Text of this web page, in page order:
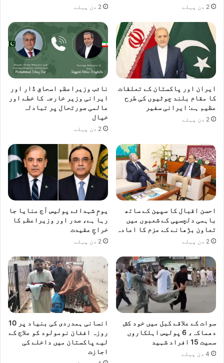
2 دن پہلے 2 دن پہلے
ایران اور پاکستان کے تعلقات
کا مقام بلند چوٹیوں کی طرح
عظیم ہے: ایرانی سفیر
2 دن پہلے
نائب وزیراعظم اسحاق ڈار اور
ایرانی وزیر خارجہ کا خطے اور
عالمی صورتحال پر تبادلہ
خیال
2 دن پہلے
احسن اقبال کا سپین کے ساتھ
باہمی دلچسپی کے شعبوں میں
تعاون بڑھانے کے عزم کا اعادہ
2 دن پہلے
یومِ شہدائے پولیس آج منایا جا
رہا ہے، صدر اور وزیراعظم کا
خراجِ عقیدت
2 دن پہلے
سوات کے علاقے کبل میں خود کش
دھماکہ، 6 پولیس اہلکاروں
سمیت 15 افراد شہید
4 دن پہلے
انسانی ہمدردی کی بنیاد پر 10
روزہ افغان نومولود کو علاج کے
لیے پاکستان میں داخلے کی
اجازت